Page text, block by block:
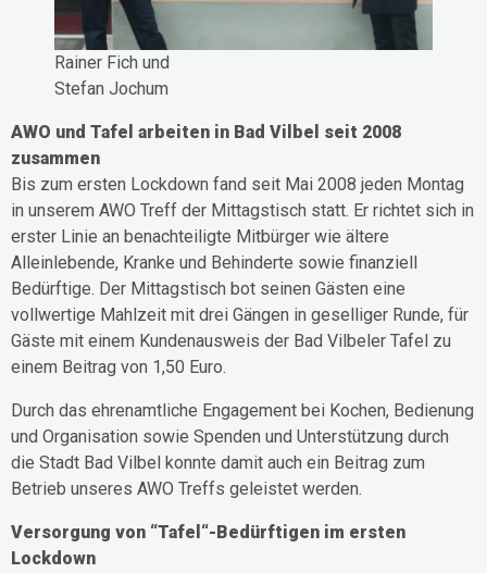
Rainer Fich und
Stefan Jochum
AWO und Tafel arbeiten in Bad Vilbel seit 2008
zusammen
Bis zum ersten Lockdown fand seit Mai 2008 jeden Montag
in unserem AWO Treff der Mittagstisch statt. Er richtet sich in
erster Linie an benachteiligte Mitbürger wie ältere
Alleinlebende, Kranke und Behinderte sowie finanziell
Bedürftige. Der Mittagstisch bot seinen Gästen eine
vollwertige Mahlzeit mit drei Gängen in geselliger Runde, für
Gäste mit einem Kundenausweis der Bad Vilbeler Tafel zu
einem Beitrag von 1,50 Euro.
Durch das ehrenamtliche Engagement bei Kochen, Bedienung
und Organisation sowie Spenden und Unterstützung durch
die Stadt Bad Vilbel konnte damit auch ein Beitrag zum
Betrieb unseres AWO Treffs geleistet werden.
Versorgung von “Tafel“-Bedürftigen im ersten
Lockdown